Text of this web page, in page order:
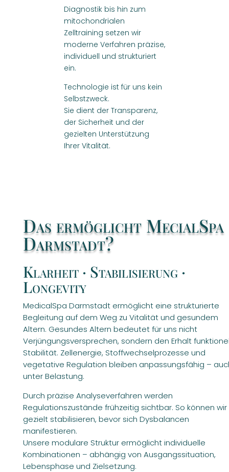
Diagnostik bis hin zum
mitochondrialen
Zelltraining setzen wir
moderne Verfahren präzise,
individuell und strukturiert
ein.
Technologie ist für uns kein
Selbstzweck.
Sie dient der Transparenz,
der Sicherheit und der
gezielten Unterstützung
Ihrer Vitalität.
Das ermöglicht MecialSpa
Darmstadt?
Klarheit · Stabilisierung ·
Longevity
MedicalSpa Darmstadt ermöglicht eine strukturierte
Begleitung auf dem Weg zu Vitalität und gesundem
Altern. Gesundes Altern bedeutet für uns nicht
Verjüngungsversprechen, sondern den Erhalt
Stabilität. Zellenergie, Stoffwechselprozesse und
vegetative Regulation bleiben anpassungsfähig –
unter Belastung.
Durch präzise Analyseverfahren werden
Regulationszustände frühzeitig sichtbar. So können wir
gezielt stabilisieren, bevor sich Dysbalancen
manifestieren.
Unsere modulare Struktur ermöglicht individuelle
Kombinationen – abhängig von Ausgangssituation,
Lebensphase und Zielsetzung.